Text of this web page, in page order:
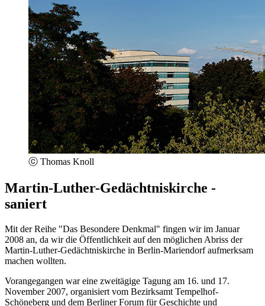
ⓒ Thomas Knoll
Martin-Luther-Gedächtniskirche -
saniert
Mit der Reihe "Das Besondere Denkmal" fingen wir im Januar
2008 an, da wir die Öffentlichkeit auf den möglichen Abriss der
Martin-Luther-Gedächtniskirche in Berlin-Mariendorf aufmerksam
machen wollten.
Vorangegangen war eine zweitägige Tagung am 16. und 17.
November 2007, organisiert vom Bezirksamt Tempelhof-
Schöneberg und dem Berliner Forum für Geschichte und